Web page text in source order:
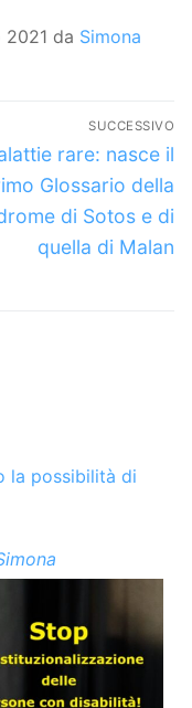
da Simona
SUCCESSIVO
rare: nasce il
Glossario della
di Sotos e di
quella di Malan
la possibilità di